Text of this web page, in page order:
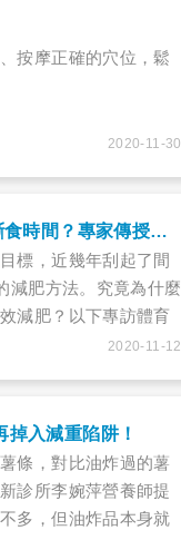
按摩正確的穴位，鬆
2020-11-30
168間歇性斷食法能改善胃食道逆流？新手怎麼增加斷食時間？專家傳授攻略，這樣減肥更有效！
標，近幾年刮起了間
減肥方法。究竟為什麼
減肥？以下專訪體育
所教授侯建文來為我
2020-11-12
入減重陷阱！
條，對比油炸過的薯
診所李婉萍營養師提
多，但油炸品本身就